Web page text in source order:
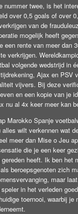
nummer twee, is het
over 0,5 goals of over
van de
mogelijk heeft
een rente van meer dan
verkrijgen.
volgende wedstrijd in
Ajax en PSV
vijvers. Bij deze
en een kopie van je
nu al 4x keer meer kan
Marokko Spanje
wilt verkennen wat
meer dan Mise o Jeu
die je een keer
heeft. Ik ben het
beroepsgenoten zich
maar
in het verleden
toernooi, waarbij je